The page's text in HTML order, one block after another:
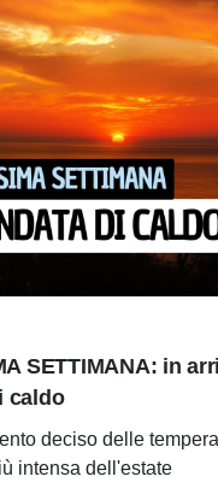
SETTIMANA: in
caldo
deciso delle
intensa dell'estate